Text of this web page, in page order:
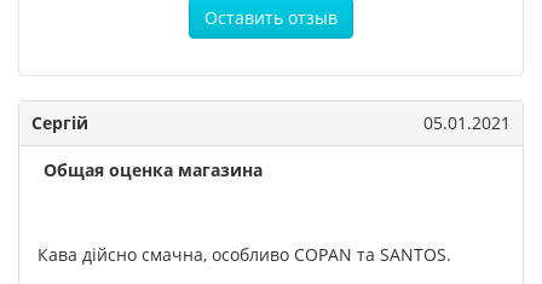
Оставить отзыв
Сергій 05.01.2021
Общая оценка магазина
Кава дійсно смачна, особливо COPAN та SANTOS.